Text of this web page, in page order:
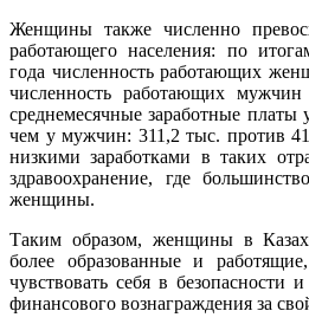
Женщины также численно
работающего населения: по
года численность работающих
численность работающих
среднемесячные заработные
чем у мужчин: 311,2 тыс. против
низкими заработками в таких
здравоохранение, где
женщины.
Таким образом, женщины в
более образованные и
чувствовать себя в безопасности
финансового вознаграждения за